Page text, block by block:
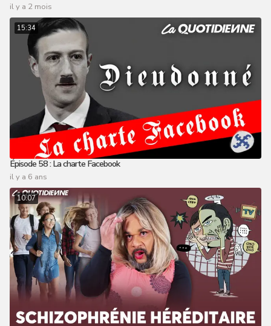
il y a 2 mois
15:34
Épisode 58 : La charte Facebook
il y a 6 ans
10:07